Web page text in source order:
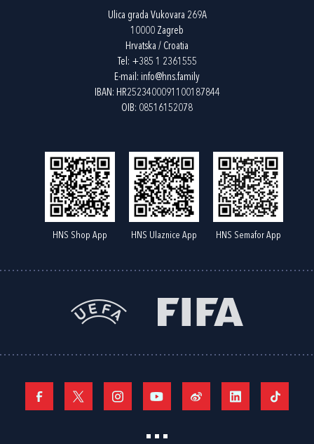
Ulica grada Vukovara 269A
10000 Zagreb
Hrvatska / Croatia
Tel: +385 1 2361555
E-mail: info@hns.family
IBAN: HR2523400091100187844
OIB: 08516152078
HNS Shop App HNS Ulaznice App HNS Semafor App